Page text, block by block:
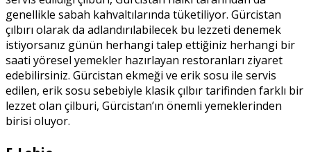
genellikle sabah kahvaltılarında tüketiliyor. Gürcistan
çılbırı olarak da adlandırılabilecek bu lezzeti denemek
istiyorsanız günün herhangi talep ettiğiniz herhangi bir
saati yöresel yemekler hazırlayan restoranları ziyaret
edebilirsiniz. Gürcistan ekmeği ve erik sosu ile servis
edilen, erik sosu sebebiyle klasik çılbır tarifinden farklı bir
lezzet olan çilburi, Gürcistan’ın önemli yemeklerinden
birisi oluyor.